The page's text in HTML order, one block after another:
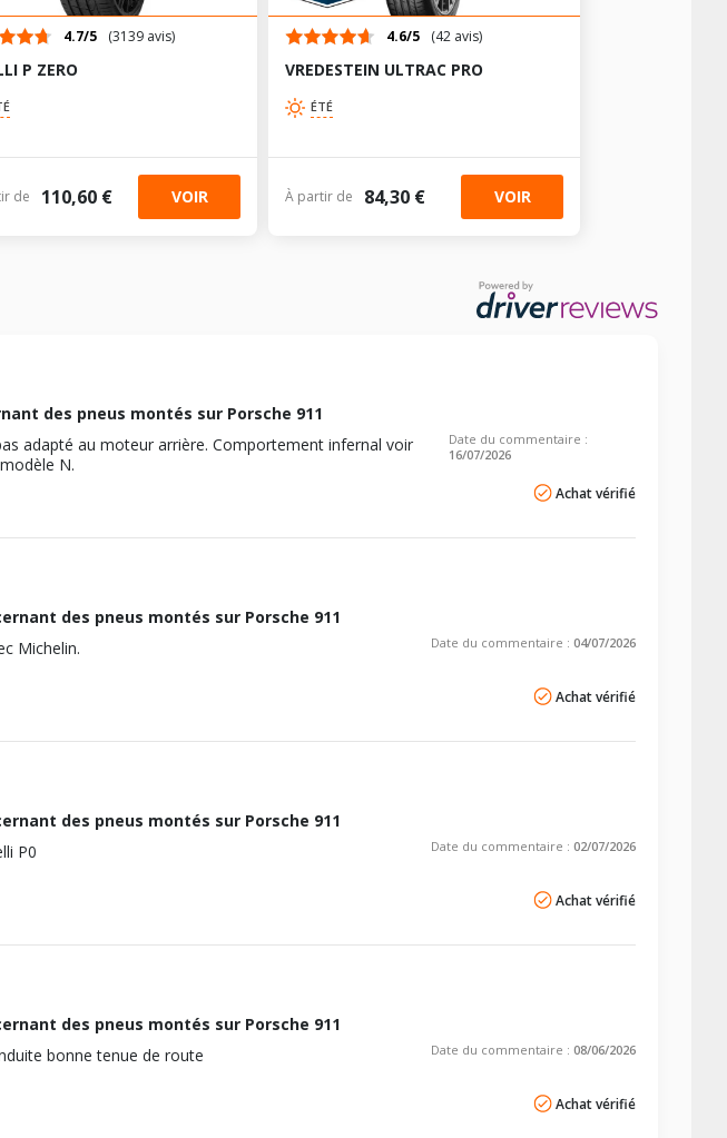
V
V
(250CV)
-
2.5 -
1994-06-01
64.01,M 64.02
4.7/5 (3139 avis)
P ZERO
de 110,60 € VOIR
4.6/5 (42 avis)
VREDESTEIN ULTRAC PRO
ÉTÉ
À partir de 84,30 € VOIR
des pneus montés sur Porsche 911
adapté au moteur arrière. Comportement infernal voir
N.
Date du commentaire :
16/07/2026
Achat vérifié
des pneus montés sur Porsche 911
Michelin.
Date du commentaire : 04/07/2026
Achat vérifié
des pneus montés sur Porsche 911
P0
Date du commentaire : 02/07/2026
Achat vérifié
des pneus montés sur Porsche 911
bonne tenue de route
Date du commentaire : 08/06/2026
Achat vérifié